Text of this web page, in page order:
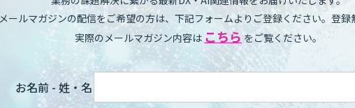
メールマガジンの配信をご希望の方は、下記フォームよりご登録ください。登録
実際のメールマガジン内容は こちら をご覧ください。
お名前 - 姓・名